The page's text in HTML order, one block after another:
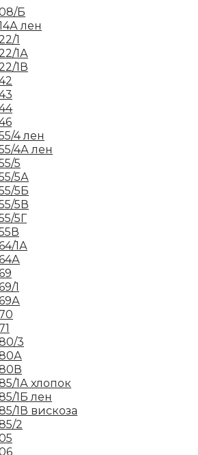
Б
лен
1
1А
1В
4 лен
4А лен
5
5А
5Б
5В
5Г
1А
1
3
1А хлопок
1Б лен
1В вискоза
2